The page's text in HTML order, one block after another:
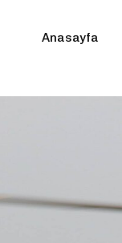
Anasayfa